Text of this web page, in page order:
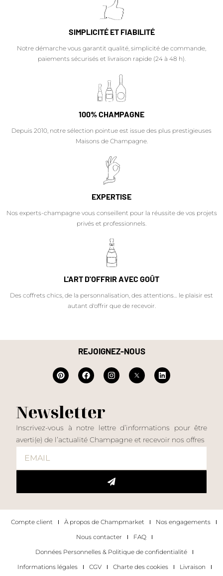
SIMPLICITÉ ET FIABILITÉ
Notre démarche vous garantit qualité, simplicité de commande,
paiements sécurisés et livraison rapide (24 à 48 h).
100% CHAMPAGNE
Depuis 2010, notre sélection pointue est issue des plus prestigieuses
Maisons de Champagne.
EXPERTISE
Nos experts-champagne vous conseillent pour la réussite de vos projets
privés et professionnels.
L'ART D'OFFRIR AVEC GOÛT
Des coffrets chics, de la personnalisation, des attentions… le plaisir est
autant d'offrir que de recevoir.
REJOIGNEZ-NOUS
Newsletter
Inscrivez-vous à notre lettre d’informations pour être
averti(e) de l’actualité Champagne et recevoir nos offres
Compte client À propos de Champmarket
Nos engagements
Nous contacter
FAQ
Données Personnelles & Politique de confidentialité
Informations légales
CGV Charte des cookies Livraison